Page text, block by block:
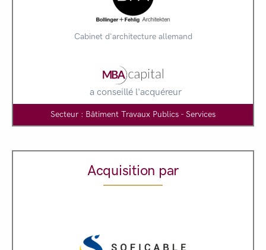
Cabinet d'architecture allemand
a conseillé l'acquéreur
Secteur : Bâtiment Travaux Publics - Services
Acquisition par